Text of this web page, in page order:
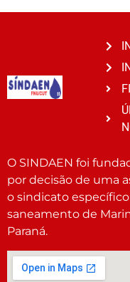
O SINDAEN foi
por decisão de uma
o sindicato
saneamento de
Paraná.